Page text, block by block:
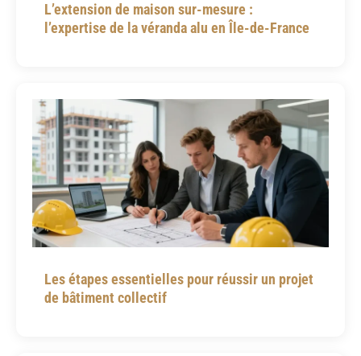
L’extension de maison sur-mesure :
l’expertise de la véranda alu en Île-de-France
Les étapes essentielles pour réussir un projet
de bâtiment collectif